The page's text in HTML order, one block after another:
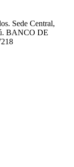
Sede Central,
BANCO DE